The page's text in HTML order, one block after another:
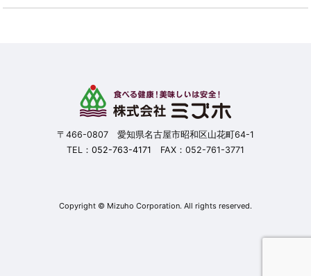
〒466-0807 愛知県名古屋市昭和区山花町64-1
TEL： 052-763-4171 FAX：052-761-3771
Copyright © Mizuho Corporation. All rights reserved.